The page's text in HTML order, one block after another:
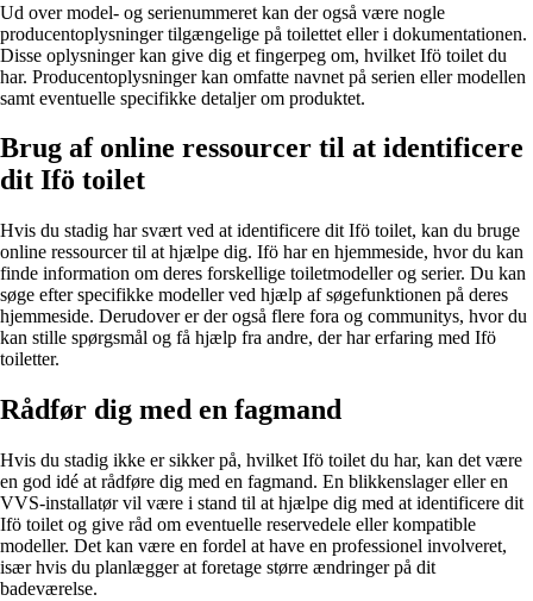
Ud over model- og serienummeret kan der også være nogle
producentoplysninger tilgængelige på toilettet eller i dokumentationen.
Disse oplysninger kan give dig et fingerpeg om, hvilket Ifö toilet du
har. Producentoplysninger kan omfatte navnet på serien eller modellen
samt eventuelle specifikke detaljer om produktet.
Brug af online ressourcer til at identificere
dit Ifö toilet
Hvis du stadig har svært ved at identificere dit Ifö toilet, kan du bruge
online ressourcer til at hjælpe dig. Ifö har en hjemmeside, hvor du kan
finde information om deres forskellige toiletmodeller og serier. Du kan
søge efter specifikke modeller ved hjælp af søgefunktionen på deres
hjemmeside. Derudover er der også flere fora og communitys, hvor du
kan stille spørgsmål og få hjælp fra andre, der har erfaring med Ifö
toiletter.
Rådfør dig med en fagmand
Hvis du stadig ikke er sikker på, hvilket Ifö toilet du har, kan det være
en god idé at rådføre dig med en fagmand. En blikkenslager eller en
VVS-installatør vil være i stand til at hjælpe dig med at identificere dit
Ifö toilet og give råd om eventuelle reservedele eller kompatible
modeller. Det kan være en fordel at have en professionel involveret,
især hvis du planlægger at foretage større ændringer på dit
badeværelse.